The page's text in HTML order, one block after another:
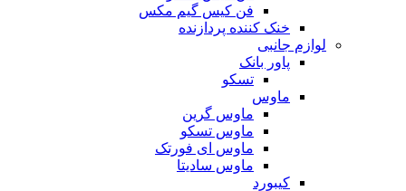
فن کیس گیم مکس
خنک کننده پردازنده
لوازم جانبی
پاور بانک
تسکو
ماوس
ماوس گرین
ماوس تسکو
ماوس ای فورتک
ماوس سادیتا
کیبورد